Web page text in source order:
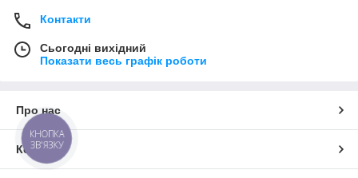
Контакти
Сьогодні вихідний
Показати весь графік роботи
Про нас
Контакти
КНОПКА
ЗВ'ЯЗКУ